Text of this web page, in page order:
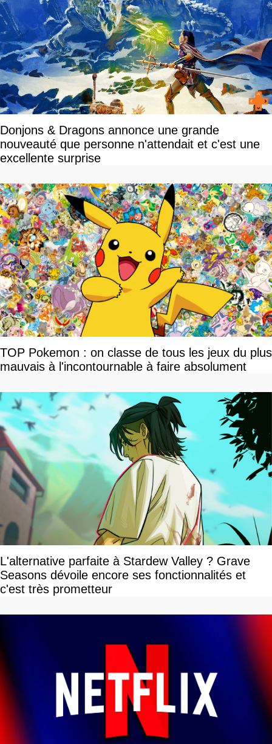
Donjons & Dragons annonce une grande
nouveauté que personne n'attendait et c'est une
excellente surprise
TOP Pokemon : on classe de tous les jeux du plus
mauvais à l'incontournable à faire absolument
L'alternative parfaite à Stardew Valley ? Grave
Seasons dévoile encore ses fonctionnalités et
c'est très prometteur